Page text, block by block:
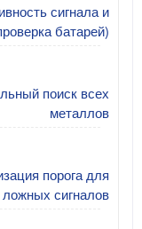
сигнала и
батарей)
поиск всех
металлов
порога для
сигналов